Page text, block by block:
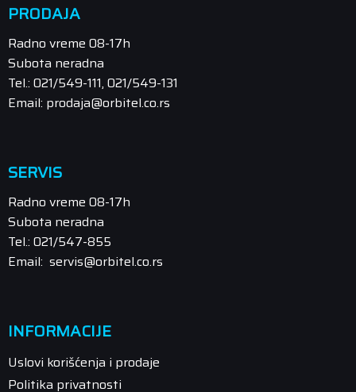
PRODAJA
Radno vreme 08-17h
Subota neradna
Tel.: 021/549-111, 021/549-131
Email: prodaja@orbitel.co.rs
SERVIS
Radno vreme 08-17h
Subota neradna
Tel.: 021/547-855
Email: servis@orbitel.co.rs
INFORMACIJE
Uslovi korišćenja i prodaje
Politika privatnosti